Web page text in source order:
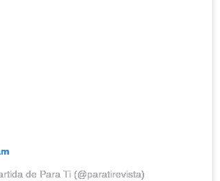
de Para Ti (@paratirevista)